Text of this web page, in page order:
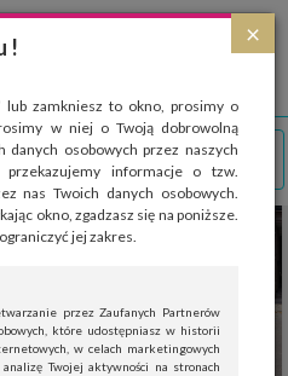
×
!
lub zamkniesz to okno, prosimy o
w niej o Twoją dobrowolną
danych osobowych przez naszych
przekazujemy informacje o tzw.
nas Twoich danych osobowych.
okno, zgadzasz się na poniższe.
jej zakres.
przez Zaufanych Partnerów
które udostępniasz w historii
w celach marketingowych
Twojej aktywności na stronach
głównie do celów statystycznych.
zezwalasz na zapisanie ich w pamięci